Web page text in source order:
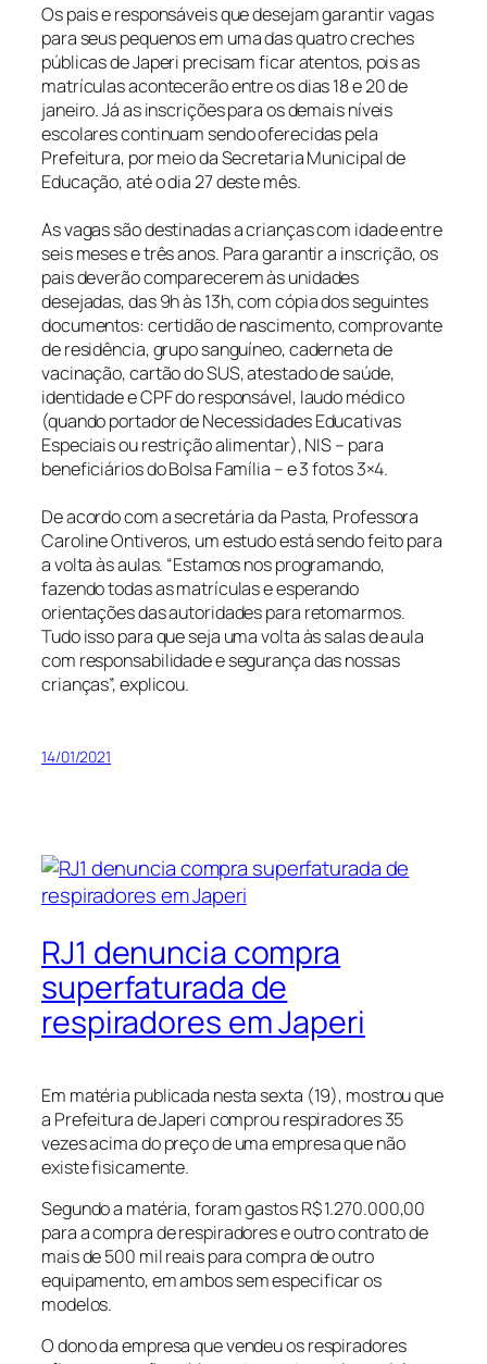
Os pais e responsáveis que desejam garantir vagas
para seus pequenos em uma das quatro creches
públicas de Japeri precisam ficar atentos, pois as
matrículas acontecerão entre os dias 18 e 20 de
janeiro. Já as inscrições para os demais níveis
escolares continuam sendo oferecidas pela
Prefeitura, por meio da Secretaria Municipal de
Educação, até o dia 27 deste mês.
As vagas são destinadas a crianças com idade entre
seis meses e três anos. Para garantir a inscrição, os
pais deverão comparecerem às unidades
desejadas, das 9h às 13h, com cópia dos seguintes
documentos: certidão de nascimento, comprovante
de residência, grupo sanguíneo, caderneta de
vacinação, cartão do SUS, atestado de saúde,
identidade e CPF do responsável, laudo médico
(quando portador de Necessidades Educativas
Especiais ou restrição alimentar), NIS – para
beneficiários do Bolsa Família – e 3 fotos 3×4.
De acordo com a secretária da Pasta, Professora
Caroline Ontiveros, um estudo está sendo feito para
a volta às aulas. “Estamos nos programando,
fazendo todas as matrículas e esperando
orientações das autoridades para retomarmos.
Tudo isso para que seja uma volta às salas de aula
com responsabilidade e segurança das nossas
crianças”, explicou.
14/01/2021
RJ1 denuncia compra
superfaturada de
respiradores em Japeri
Em matéria publicada nesta sexta (19), mostrou que
a Prefeitura de Japeri comprou respiradores 35
vezes acima do preço de uma empresa que não
existe fisicamente.
Segundo a matéria, foram gastos R$ 1.270.000,00
para a compra de respiradores e outro contrato de
mais de 500 mil reais para compra de outro
equipamento, em ambos sem especificar os
modelos.
O dono da empresa que vendeu os respiradores